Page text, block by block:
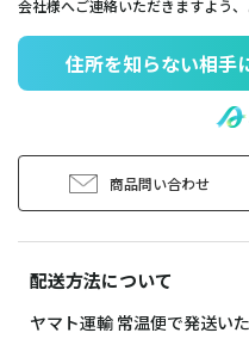
会社様へご連絡いただきますよう、
住所を知らない相手
商品問い合わせ
配送方法について
ヤマト運輸 常温便で発送いた